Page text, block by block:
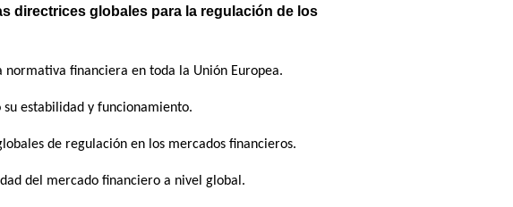
directrices globales para la regulación de los
financiera en toda la Unión Europea.
su estabilidad y funcionamiento.
de regulación en los mercados financieros.
del mercado financiero a nivel global.